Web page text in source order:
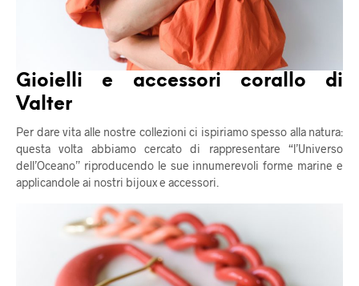
Gioielli e accessori corallo di
Valter
Per dare vita alle nostre collezioni ci ispiriamo spesso alla natura:
questa volta abbiamo cercato di rappresentare “l’Universo
dell’Oceano” riproducendo le sue innumerevoli forme marine e
applicandole ai nostri bijoux e accessori.